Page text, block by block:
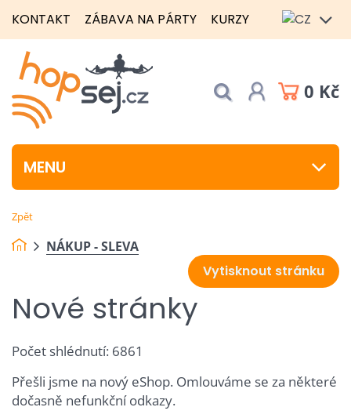
KONTAKT ZÁBAVA NA PÁRTY KURZY
0 Kč
MENU
Zpět
NÁKUP - SLEVA
Vytisknout stránku
Nové stránky
Počet shlédnutí: 6861
Přešli jsme na nový eShop. Omlouváme se za některé
dočasně nefunkční odkazy.